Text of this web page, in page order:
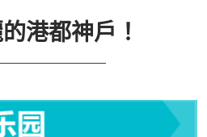
港都神戶！